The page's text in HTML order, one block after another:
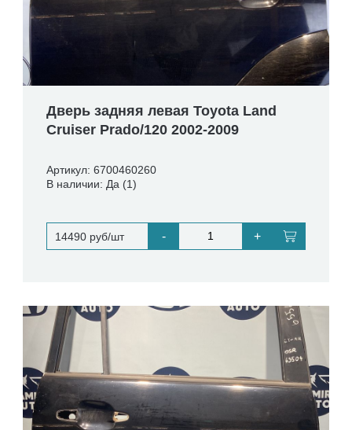
Дверь задняя левая Toyota Land
Cruiser Prado/120 2002-2009
Артикул: 6700460260
В наличии: Да (1)
14490 руб/шт - +